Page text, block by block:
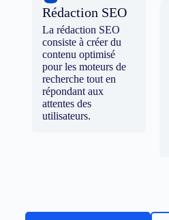
Rédaction SEO
La rédaction SEO
consiste à créer du
contenu optimisé
pour les moteurs de
recherche tout en
répondant aux
attentes des
utilisateurs.